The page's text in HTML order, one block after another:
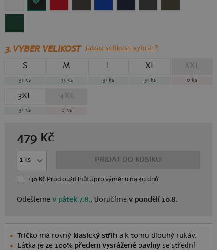
3.VYBER VELIKOST Jakou velikost vybrat?
S
3+ ks
M
3+ ks
L
3+ ks
XL
3+ ks
XXL
0 ks
3XL
3+ ks
4XL
0 ks
479 Kč
PŘIDAT DO KOŠÍKU
+30 Kč Prodloužit lhůtupro výměnu na 40 dnů
Odešlemev pátek 7.8., doručímev pondělí 10.8.
Tričko má rovný klasický střih a k tomu dlouhý rukáv.
Látka je ze 100% předem vysrážené bavlny se střední